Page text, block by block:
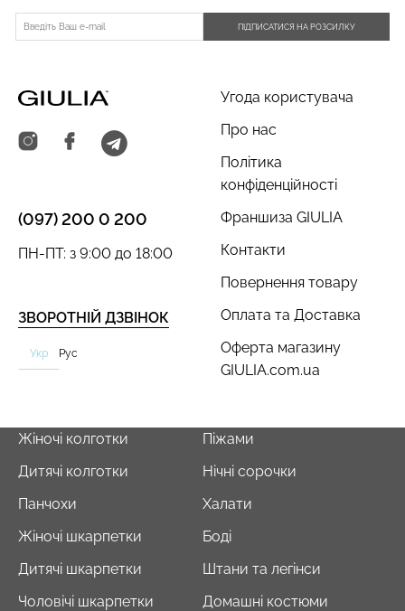
ПІДПИСАТИСЯ НА РОЗСИЛКУ
Угода користувача
Про нас
Політика
конфіденційності
Франшиза GIULIA
Контакти
Повернення товару
Оплата та Доставка
Оферта магазину
GIULIA.com.ua
(097) 200 0 200
ЗВОРОТНІЙ ДЗВІНОК
ПН-ПТ: з 9:00 до 18:00
Укр Рус
Жіночі колготки
Дитячі колготки
Панчохи
Жіночі шкарпетки
Дитячі шкарпетки
Чоловічі шкарпетки
Піжами
Нічні сорочки
Халати
Боді
Штани та легінси
Домашні костюми